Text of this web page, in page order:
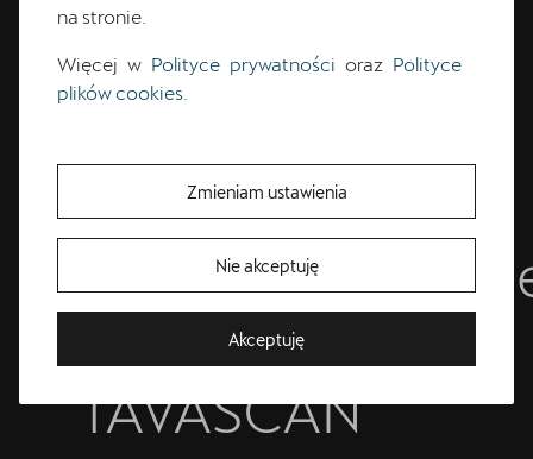
Bezpłatna jazda próbna
Przetestuj model z wybranym silnikiem i skrzynią biegów
Umów się
Poznaj cechy
CUPRY
TAVASCAN
na stronie.
Więcej w Polityce prywatności oraz Polityce
plików cookies
Zmieniam ustawienia
Nie akceptuję
Akceptuję